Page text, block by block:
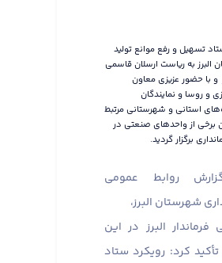
تسهیل و رفع موانع تولید
البرز به ریاست ارسلان قاسمی
و با حضور عزیزی معاون
و روسا و نمایندگان
استانی و شهرستانی مرتبط
برخی از واحدهای صنعتی در
برگزار گردید.
روابط عمومی
شهرستان البرز،
فرماندار البرز در این
کرد: رویکرد ستاد